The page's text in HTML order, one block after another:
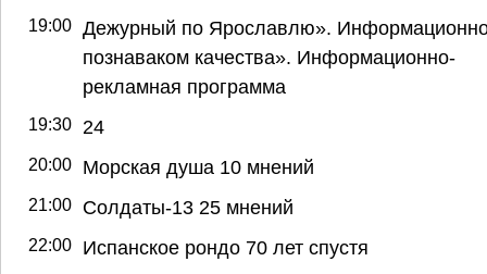
19:00 Дежурный по Ярославлю».
познаваком качества». Информационно-
рекламная программа
19:30 24
20:00 Морская душа 10 мнений
21:00 Солдаты-13 25 мнений
22:00 Испанское рондо 70 лет спустя